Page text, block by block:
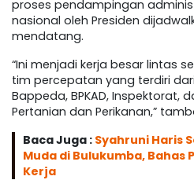
proses pendampingan
nasional oleh Presiden
mendatang.
“Ini menjadi kerja besar lintas
tim percepatan yang terdiri dari
Bappeda, BPKAD, Inspektorat,
Pertanian dan Perikanan,”
Baca Juga : Syahruni Haris
Muda di Bulukumba, Bahas
Kerja